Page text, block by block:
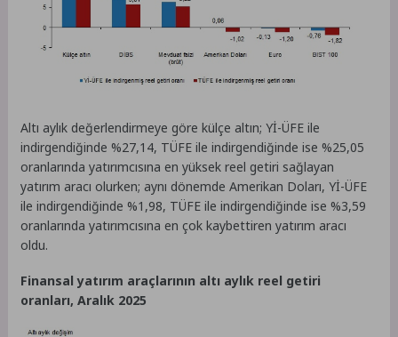
Altı aylık değerlendirmeye göre külçe altın; Yİ-ÜFE ile
indirgendiğinde %27,14, TÜFE ile indirgendiğinde ise %25,05
oranlarında yatırımcısına en yüksek reel getiri sağlayan
yatırım aracı olurken; aynı dönemde Amerikan Doları, Yİ-ÜFE
ile indirgendiğinde %1,98, TÜFE ile indirgendiğinde ise %3,59
oranlarında yatırımcısına en çok kaybettiren yatırım aracı
oldu.
Finansal yatırım araçlarının altı aylık reel getiri
oranları, Aralık 2025